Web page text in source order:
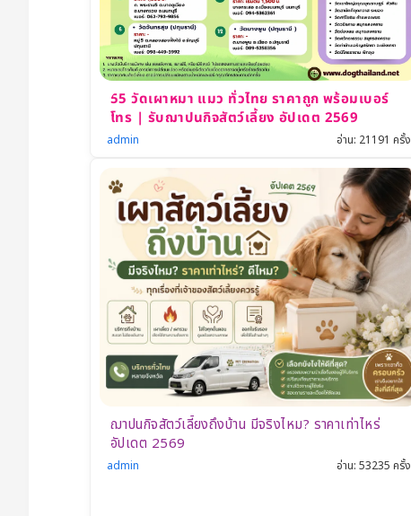
55 วัดเผาหมา แมว ทั่วไทย ราคาถูก พร้อมเบอร์
โทร | รับฌาปนกิจสัตว์เลี้ยง อัปเดต 2569
อ่าน: 21191 ครั้ง
admin
ฌาปนกิจสัตว์เลี้ยงถึงบ้าน มีจริงไหม? ราคาเท่าไหร่
อัปเดต 2569
อ่าน: 53235 ครั้ง
admin